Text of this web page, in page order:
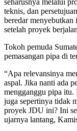
seharusnya melalui
teknis, dan
beredar
setelah proyek
Tokoh pemuda
pemasangan pipa di
“Apa relevansinya
aspal. Jika nanti ada
mengganggu pipa itu.
juga sepertinya tidak
proyek JDU ini? Ini
ujarnya lantang,